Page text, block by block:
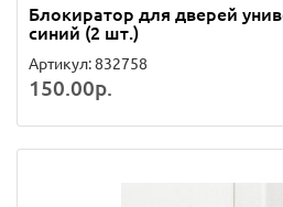
Блокиратор для дверей
синий (2 шт.)
Артикул: 832758
150.00р.